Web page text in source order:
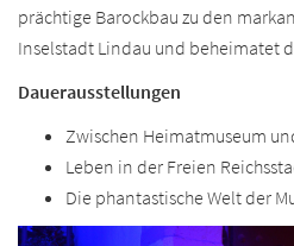
prächtige Barockbau zu den
Inselstadt Lindau und beheimatet
Dauerausstellungen
Zwischen Heimatmuseum
Leben in der Freien
Die phantastische Welt der